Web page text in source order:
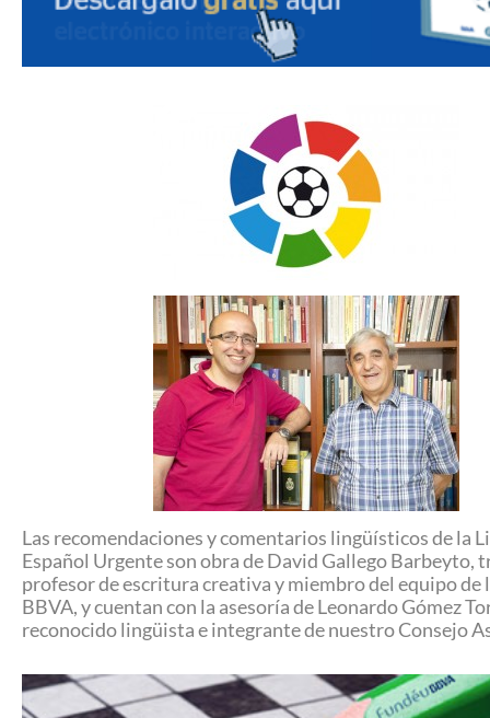
Las recomendaciones y comentarios lingüísticos de la
Español Urgente son obra de David Gallego Barbeyto,
profesor de escritura creativa y miembro del equipo de
BBVA, y cuentan con la asesoría de Leonardo Gómez
reconocido lingüista e integrante de nuestro Consejo